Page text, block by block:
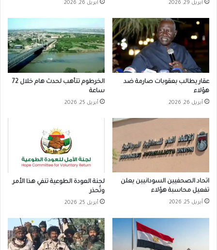
أبريل 29, 2026 أبريل 26, 2026
عقار يطالب بعقوبات صارمة ضد
هؤلاء
أبريل 26, 2026
الخرطوم تتأهب لحدث هام خلال 72
ساعة
أبريل 25, 2026
اتحاد الصحفيين السودانيين يعلن
تفعيل محاسبة هؤلاء
أبريل 25, 2026
لجنة العودة الطوعية تنفي هذا الأمر
وتُحذر
أبريل 25, 2026